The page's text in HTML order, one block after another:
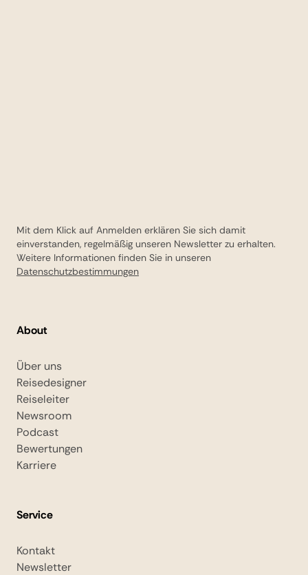
Mit dem Klick auf Anmelden erklären Sie sich damit
einverstanden, regelmäßig unseren Newsletter zu erhalten.
Weitere Informationen finden Sie in unseren
Datenschutzbestimmungen
About
Über uns
Reisedesigner
Reiseleiter
Newsroom
Podcast
Bewertungen
Karriere
Service
Kontakt
Newsletter